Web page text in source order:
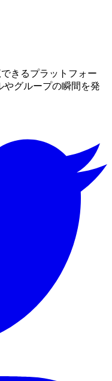
きるプラットフォー
やグループの瞬間を発